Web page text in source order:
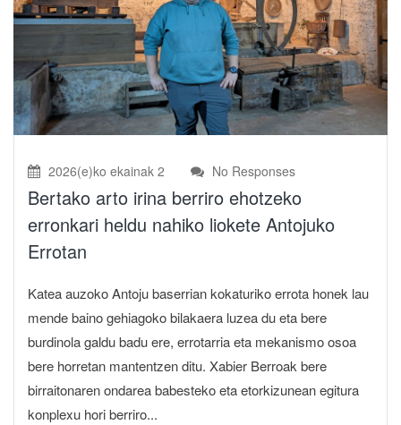
2026(e)ko ekainak 2 No Responses
Bertako arto irina berriro ehotzeko
erronkari heldu nahiko liokete Antojuko
Errotan
Katea auzoko Antoju baserrian kokaturiko errota honek lau
mende baino gehiagoko bilakaera luzea du eta bere
burdinola galdu badu ere, errotarria eta mekanismo osoa
bere horretan mantentzen ditu. Xabier Berroak bere
birraitonaren ondarea babesteko eta etorkizunean egitura
konplexu hori berriro...